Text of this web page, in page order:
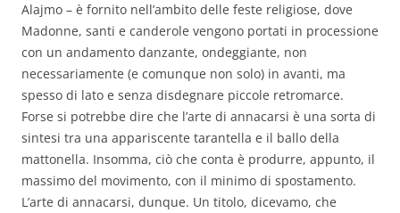
Alajmo – è fornito nell’ambito delle feste religiose, dove
Madonne, santi e canderole vengono portati in processione
con un andamento danzante, ondeggiante, non
necessariamente (e comunque non solo) in avanti, ma
spesso di lato e senza disdegnare piccole retromarce.
Forse si potrebbe dire che l’arte di annacarsi è una sorta di
sintesi tra una appariscente tarantella e il ballo della
mattonella. Insomma, ciò che conta è produrre, appunto, il
massimo del movimento, con il minimo di spostamento.
L’arte di annacarsi, dunque. Un titolo, dicevamo, che